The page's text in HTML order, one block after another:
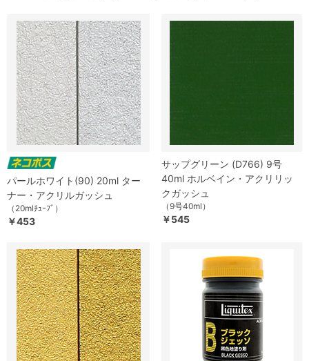
パールホワイト(90) 20ml ター
ナー・アクリルガッシュ
（20mlﾁｭｰﾌﾞ）
￥453
サップグリーン (D766) 9号
40ml ホルベイン・アクリリッ
クガッシュ
（9号40ml）
￥545